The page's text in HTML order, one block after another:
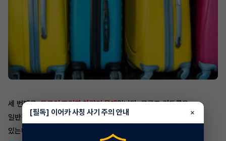
세 번째로,도로의 조건과 차량의 무게입니다. 크루즈 컨트롤은
일반적으로 차량의 무게가 정상일 때, 가장 잘 작동하도록 설계되어
있는데요.
[필독] 이어카 사칭 사기 주의 안내 ×